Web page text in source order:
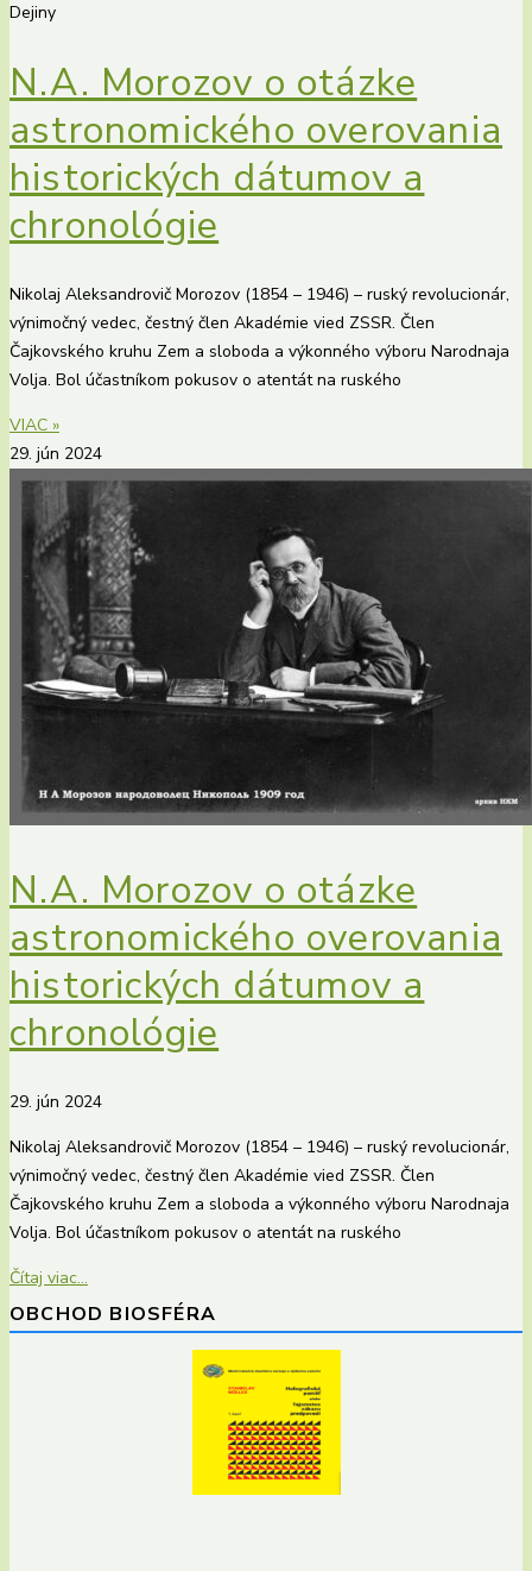
Dejiny
N.A. Morozov o otázke
astronomického overovania
historických dátumov a
chronológie
Nikolaj Aleksandrovič Morozov (1854 – 1946) – ruský revolucionár,
výnimočný vedec, čestný člen Akadémie vied ZSSR. Člen
Čajkovského kruhu Zem a sloboda a výkonného výboru Narodnaja
Volja. Bol účastníkom pokusov o atentát na ruského
VIAC »
29. jún 2024
N.A. Morozov o otázke
astronomického overovania
historických dátumov a
chronológie
29. jún 2024
Nikolaj Aleksandrovič Morozov (1854 – 1946) – ruský revolucionár,
výnimočný vedec, čestný člen Akadémie vied ZSSR. Člen
Čajkovského kruhu Zem a sloboda a výkonného výboru Narodnaja
Volja. Bol účastníkom pokusov o atentát na ruského
Čítaj viac...
OBCHOD BIOSFÉRA